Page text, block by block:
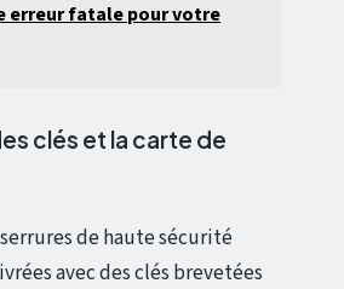
erreur fatale pour votre
clés et la carte de
de haute sécurité
avec des clés brevetées